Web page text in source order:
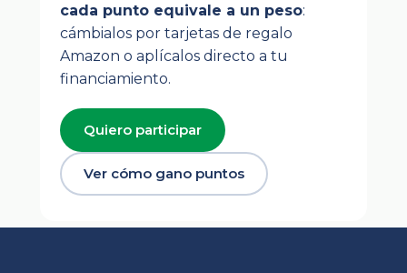
cada punto equivale a un peso:
cámbialos por tarjetas de regalo
Amazon o aplícalos directo a tu
financiamiento.
Quiero participar
Ver cómo gano puntos